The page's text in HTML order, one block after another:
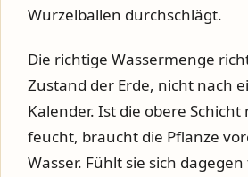
Wurzelballen durchschlägt.
Die richtige Wassermenge
Zustand der Erde, nicht nach
Kalender. Ist die obere
feucht, braucht die Pflanze
Wasser. Fühlt sie sich